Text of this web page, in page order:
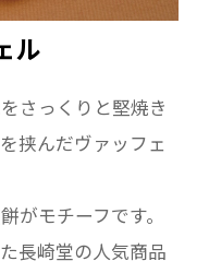
ル
さっくりと堅焼き
挟んだヴァッフェ
がモチーフです。
長崎堂の人気商品